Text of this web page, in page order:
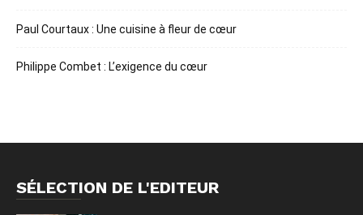
Paul Courtaux : Une cuisine à fleur de cœur
Philippe Combet : L’exigence du cœur
SÉLECTION DE L'EDITEUR